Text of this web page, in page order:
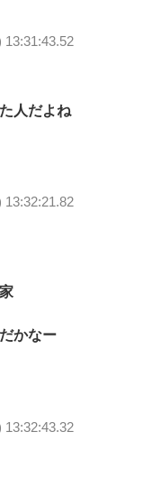
13:31:43.52
人だよね
13:32:21.82
かなー
13:32:43.32